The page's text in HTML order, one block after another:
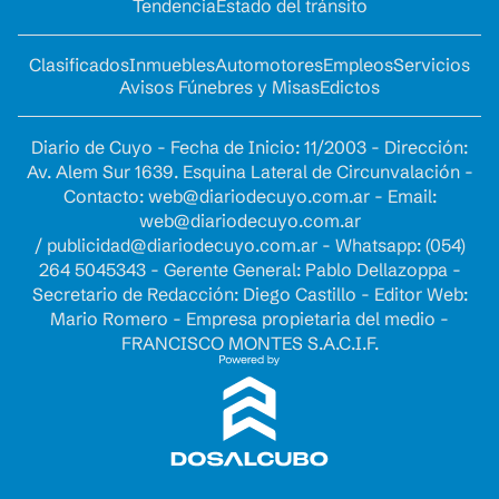
TendenciaEstado del tránsito
ClasificadosInmueblesAutomotoresEmpleosServicios
Avisos Fúnebres y MisasEdictos
Diario de Cuyo - Fecha de Inicio: 11/2003 - Dirección:
Av. Alem Sur 1639. Esquina Lateral de Circunvalación -
Contacto: web@diariodecuyo.com.ar- Email:
web@diariodecuyo.com.ar
/ publicidad@diariodecuyo.com.ar- Whatsapp: (054)
264 5045343 - Gerente General: Pablo Dellazoppa -
Secretario de Redacción: Diego Castillo - Editor Web:
Mario Romero - Empresa propietaria del medio -
FRANCISCO MONTES S.A.C.I.F.